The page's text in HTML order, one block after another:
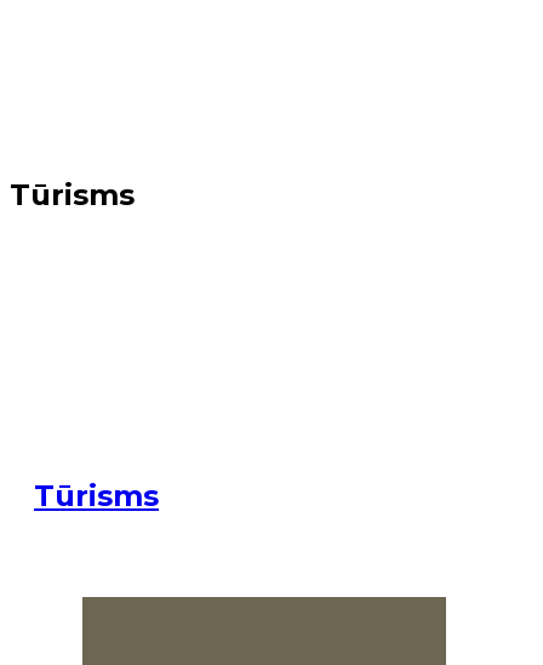
Tūrisms
Tūrisms